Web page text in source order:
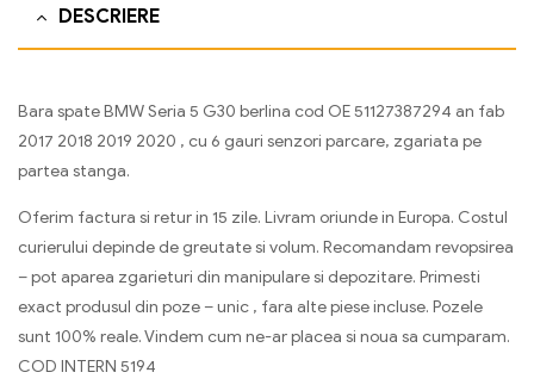
DESCRIERE
Bara spate BMW Seria 5 G30 berlina cod OE 51127387294 an fab
2017 2018 2019 2020 , cu 6 gauri senzori parcare, zgariata pe
partea stanga.
Oferim factura si retur in 15 zile. Livram oriunde in Europa. Costul
curierului depinde de greutate si volum. Recomandam revopsirea
– pot aparea zgarieturi din manipulare si depozitare. Primesti
exact produsul din poze – unic , fara alte piese incluse. Pozele
sunt 100% reale. Vindem cum ne-ar placea si noua sa cumparam.
COD INTERN 5194